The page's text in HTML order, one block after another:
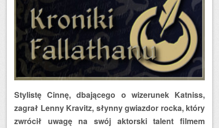
Stylistę Cinnę, dbającego o wizerunek Katniss,
zagrał Lenny Kravitz, słynny gwiazdor rocka, który
zwrócił uwagę na swój aktorski talent filmem